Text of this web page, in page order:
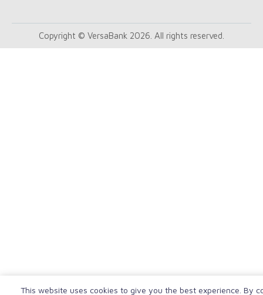
Copyright © VersaBank 2026. All rights reserved.
This website uses cookies to give you the best experience. By